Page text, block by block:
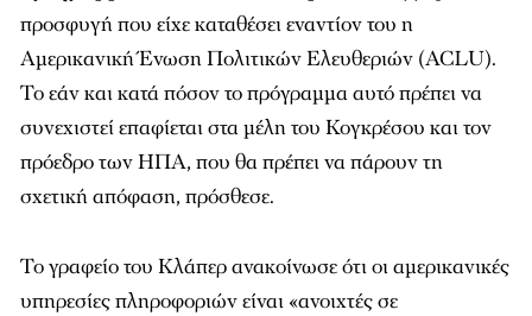
προσφυγή που είχε καταθέσει εναντίον του η
Αμερικανική Ένωση Πολιτικών Ελευθεριών (ACLU).
Το εάν και κατά πόσον το πρόγραμμα αυτό πρέπει να
συνεχιστεί επαφίεται στα μέλη του Κογκρέσου και τον
πρόεδρο των ΗΠΑ, που θα πρέπει να πάρουν τη
σχετική απόφαση, πρόσθεσε.
Το γραφείο του Κλάπερ ανακοίνωσε ότι οι αμερικανικές
υπηρεσίες πληροφοριών είναι «ανοιχτές σε